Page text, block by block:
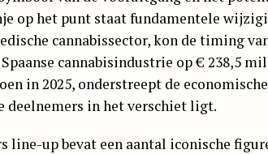
op het punt staat fundamentele
cannabissector, kon de timing
cannabisindustrie op € 238,5
in 2025, onderstreept de
deelnemers in het verschiet ligt.
line-up bevat een aantal iconische